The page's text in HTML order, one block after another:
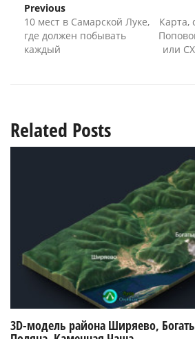
Previous
10 мест в Самарской Луке,
где должен побывать
каждый
Карта,
или
Related Posts
3D-модель района Ширяево,